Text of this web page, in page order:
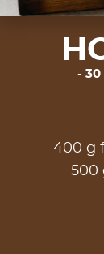
30
400 g
500